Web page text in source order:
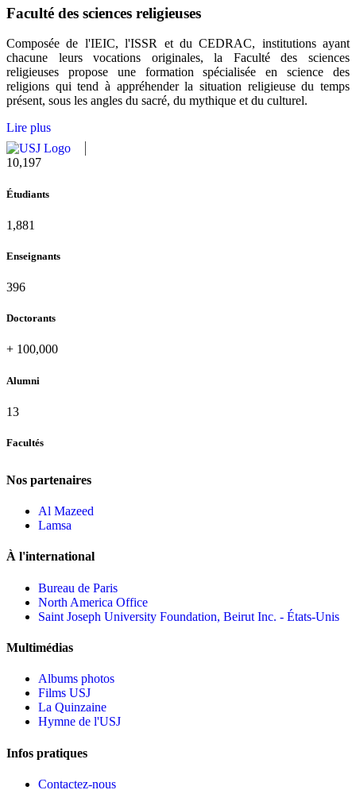
Faculté des sciences religieuses
Composée de l'IEIC, l'ISSR et du CEDRAC, institutions ayant
chacune leurs vocations originales, la Faculté des sciences
religieuses propose une formation spécialisée en science des
religions qui tend à appréhender la situation religieuse du temps
présent, sous les angles du sacré, du mythique et du culturel.
Lire plus
10,815
Étudiants
1,995
Enseignants
420
Doctorants
+ 100,000
Alumni
13
Facultés
Nos partenaires
Al Mazeed
Lamsa
À l'international
Bureau de Paris
North America Office
Saint Joseph University Foundation, Beirut Inc. - États-Unis
Multimédias
Albums photos
Films USJ
La Quinzaine
Hymne de l'USJ
Infos pratiques
Contactez-nous